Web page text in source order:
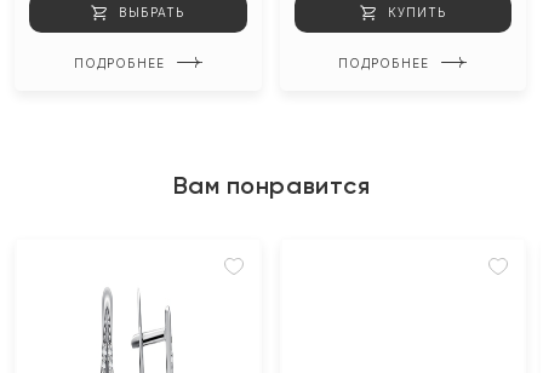
ВЫБРАТЬ
ПОДРОБНЕЕ
КУПИТЬ
ПОДРОБНЕЕ
Вам понравится